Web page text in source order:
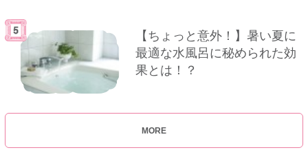
【ちょっと意外！】暑い夏に
最適な水風呂に秘められた効
果とは！？
MORE